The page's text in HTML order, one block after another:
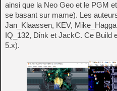
ainsi que la Neo Geo et le PGM
se basant sur mame). Les
Jan_Klaassen, KEV,
IQ_132, Dink et JackC. Ce Build
5.x).